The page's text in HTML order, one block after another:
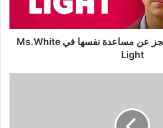
شابة تنصح الآخرين وتعجز عن مساعدة نفسها في Ms.White
Light